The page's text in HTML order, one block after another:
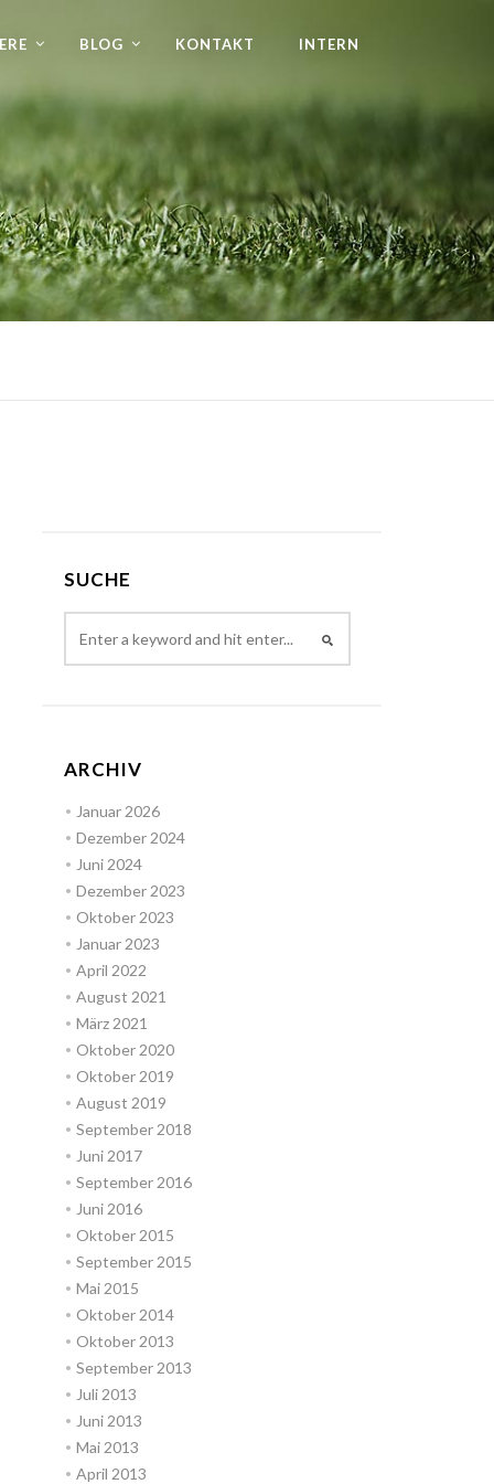
BLOG KONTAKT INTERN
SUCHE
ARCHIV
Januar 2026
Dezember 2024
Juni 2024
Dezember 2023
Oktober 2023
Januar 2023
April 2022
August 2021
März 2021
Oktober 2020
Oktober 2019
August 2019
September 2018
Juni 2017
September 2016
Juni 2016
Oktober 2015
September 2015
Mai 2015
Oktober 2014
Oktober 2013
September 2013
Juli 2013
Juni 2013
Mai 2013
April 2013